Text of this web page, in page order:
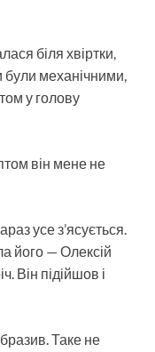
біля хвіртки,
були механічними,
у голову
він мене не
усе з’ясується.
його — Олексій
Він підійшов і
Таке не